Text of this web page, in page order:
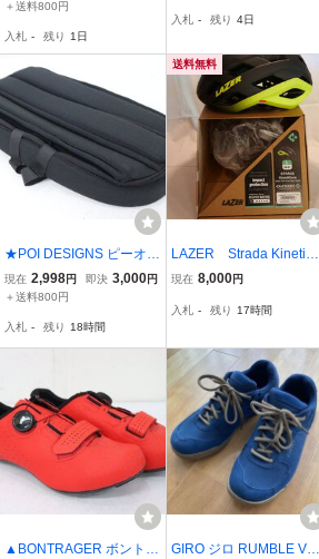
＋送料800円
入札 - 残り 1日
入札 - 残り 4日
★POI DESIGNS ピーオー
アイデザイン CASQUE
カスク Lサイズ 美品
現在 2,998円 即決 3,000円
＋送料800円
入札 - 残り 18時間
送料無料
LAZER Strada KinetiCo
re AF ヘルメット レー
現在 8,000円
入札 - 残り 17時間
▲BONTRAGER ボントレ
GIRO ジロ RUMBLE VR